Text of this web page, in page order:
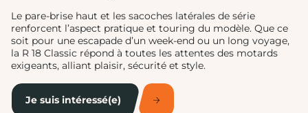
Le pare-brise haut et les sacoches latérales de série
renforcent l’aspect pratique et touring du modèle. Que ce
soit pour une escapade d’un week-end ou un long voyage,
la R 18 Classic répond à toutes les attentes des motards
exigeants, alliant plaisir, sécurité et style.
Je suis intéressé(e)